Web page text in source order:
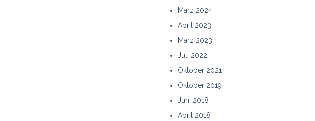
März 2024
April 2023
März 2023
Juli 2022
Oktober 2021
Oktober 2019
Juni 2018
April 2018